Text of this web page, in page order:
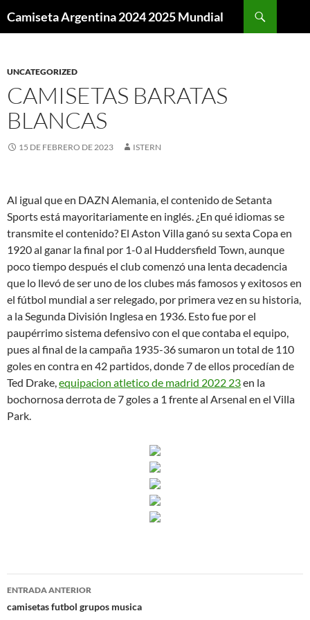
Camiseta Argentina 2024 2025 Mundial
UNCATEGORIZED
CAMISETAS BARATAS
BLANCAS
15 DE FEBRERO DE 2023 ISTERN
Al igual que en DAZN Alemania, el contenido de Setanta
Sports está mayoritariamente en inglés. ¿En qué idiomas se
transmite el contenido? El Aston Villa ganó su sexta Copa en
1920 al ganar la final por 1-0 al Huddersfield Town, aunque
poco tiempo después el club comenzó una lenta decadencia
que lo llevó de ser uno de los clubes más famosos y exitosos en
el fútbol mundial a ser relegado, por primera vez en su historia,
a la Segunda División Inglesa en 1936. Esto fue por el
paupérrimo sistema defensivo con el que contaba el equipo,
pues al final de la campaña 1935-36 sumaron un total de 110
goles en contra en 42 partidos, donde 7 de ellos procedían de
Ted Drake,equipacion atletico de madrid 2022 23en la
bochornosa derrota de 7 goles a 1 frente al Arsenal en el Villa
Park.
Navegación
de
ENTRADA ANTERIOR
camisetas futbol grupos musica